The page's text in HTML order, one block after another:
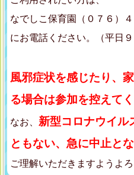
なでしこ保育園（０７６）
にお電話ください。（平日
風邪症状を感じたり、
る場合は参加を控えてく
なお、 新型コロナウイル
ともない、急に中止と
ご理解いただきますようよ